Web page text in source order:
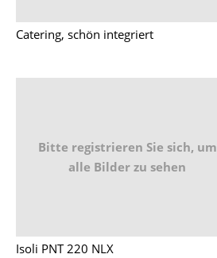
Catering, schön integriert
Bitte registrieren Sie sich, um
alle Bilder zu sehen
Isoli PNT 220 NLX